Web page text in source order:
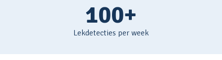
100+
Lekdetecties per week